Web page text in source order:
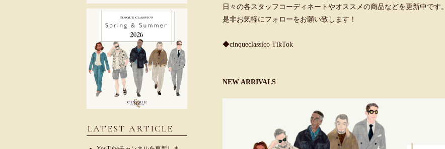
日々の各スタッフコーディネートやオススメの商品などを更新中です。
是非お気軽にフォローをお願い致します！
◆cinqueclassico TikTok
NEW ARRIVALS
LATEST ARTICLE